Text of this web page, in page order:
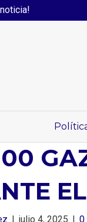
| julio 4, 2025 | 0